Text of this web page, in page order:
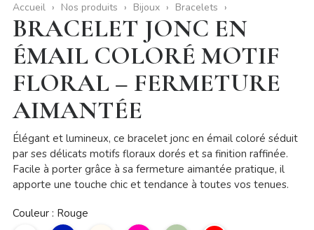
Accueil Nos produits Bijoux Bracelets
BRACELET JONC EN
ÉMAIL COLORÉ MOTIF
FLORAL – FERMETURE
AIMANTÉE
Élégant et lumineux, ce bracelet jonc en émail coloré séduit
par ses délicats motifs floraux dorés et sa finition raffinée.
Facile à porter grâce à sa fermeture aimantée pratique, il
apporte une touche chic et tendance à toutes vos tenues.
Couleur : Rouge